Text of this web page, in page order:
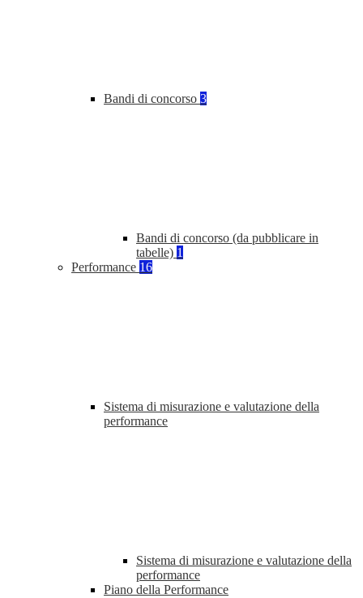
Bandi di concorso 3
Bandi di concorso (da pubblicare in
tabelle) 1
Performance 16
Sistema di misurazione e valutazione della
performance
Sistema di misurazione e valutazione della
performance
Piano della Performance